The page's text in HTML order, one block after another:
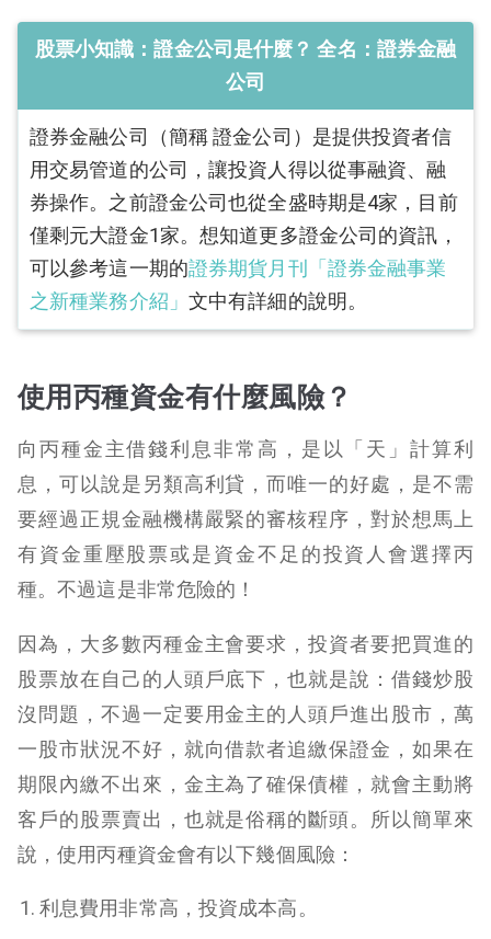
股票小知識：證金公司是什麼？ 全名：證券金融
公司
證券金融公司（簡稱 證金公司）是提供投資者信
用交易管道的公司，讓投資人得以從事融資、融
券操作。之前證金公司也從全盛時期是4家，目前
僅剩元大證金1家。想知道更多證金公司的資訊，
可以參考這一期的證券期貨月刊「 證券金融事業
之新種業務介紹 」 文中有詳細的說明。
使用丙種資金有什麼風險？
向丙種金主借錢利息非常高，是以「天」計算利
息，可以說是另類高利貸，而唯一的好處，是不需
要經過正規金融機構嚴緊的審核程序，對於想馬上
有資金重壓股票或是資金不足的投資人會選擇丙
種。不過這是非常危險的！
因為，大多數丙種金主會要求，投資者要把買進的
股票放在自己的人頭戶底下，也就是說：借錢炒股
沒問題，不過一定要用金主的人頭戶進出股市，萬
一股市狀況不好，就向借款者追繳保證金，如果在
期限內繳不出來，金主為了確保債權，就會主動將
客戶的股票賣出，也就是俗稱的斷頭。所以簡單來
說，使用丙種資金會有以下幾個風險：
利息費用非常高，投資成本高。